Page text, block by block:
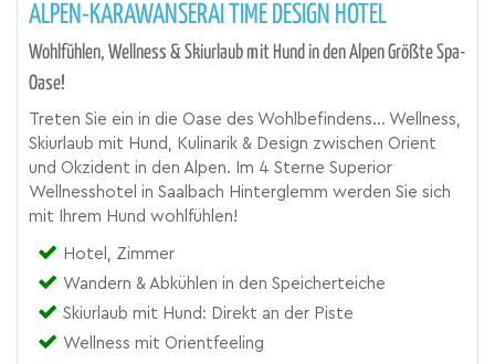
ALPEN-KARAWANSERAI TIME DESIGN HOTEL
Wohlfühlen, Wellness & Skiurlaub mit Hund in den Alpen Größte Spa-
Oase!
Treten Sie ein in die Oase des Wohlbefindens... Wellness,
Skiurlaub mit Hund, Kulinarik & Design zwischen Orient
und Okzident in den Alpen. Im 4 Sterne Superior
Wellnesshotel in Saalbach Hinterglemm werden Sie sich
mit Ihrem Hund wohlfühlen!
Hotel, Zimmer
Wandern & Abkühlen in den Speicherteiche
Skiurlaub mit Hund: Direkt an der Piste
Wellness mit Orientfeeling